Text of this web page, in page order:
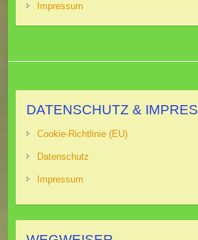
Impressum
DATENSCHUTZ &
Cookie-Richtlinie (EU)
Datenschutz
Impressum